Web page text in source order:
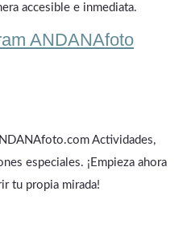
accesible e inmediata.
ANDANAfoto
Actividades,
especiales. ¡Empieza ahora
tu propia mirada!